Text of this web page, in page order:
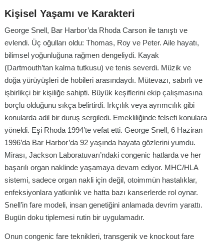
Kişisel Yaşamı ve Karakteri
George Snell, Bar Harbor’da Rhoda Carson ile tanıştı ve
evlendi. Üç oğulları oldu: Thomas, Roy ve Peter. Aile hayatı,
bilimsel yoğunluğuna rağmen dengeliydi. Kayak
(Dartmouth’tan kalma tutkusu) ve tenis severdi. Müzik ve
doğa yürüyüşleri de hobileri arasındaydı. Mütevazı, sabırlı ve
işbirlikçi bir kişiliğe sahipti. Büyük keşiflerini ekip çalışmasına
borçlu olduğunu sıkça belirtirdi. Irkçılık veya ayrımcılık gibi
konularda adil bir duruş sergiledi. Emekliliğinde felsefi konulara
yöneldi. Eşi Rhoda 1994’te vefat etti. George Snell, 6 Haziran
1996’da Bar Harbor’da 92 yaşında hayata gözlerini yumdu.
Mirası, Jackson Laboratuvarı’ndaki congenic hatlarda ve her
başarılı organ naklinde yaşamaya devam ediyor. MHC/HLA
sistemi, sadece organ nakli için değil, otoimmün hastalıklar,
enfeksiyonlara yatkınlık ve hatta bazı kanserlerde rol oynar.
Snell’in fare modeli, insan genetiğini anlamada devrim yarattı.
Bugün doku tiplemesi rutin bir uygulamadır.
Onun congenic fare teknikleri, transgenik ve knockout fare